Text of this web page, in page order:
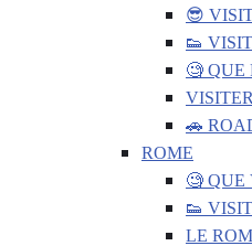
😎
👟
🧐 QUE
🚗
ROME
🧐 QUE
👟
LE